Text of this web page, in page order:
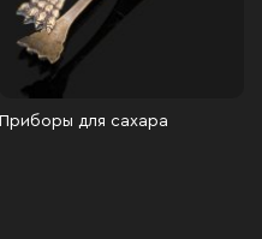
Приборы для сахара